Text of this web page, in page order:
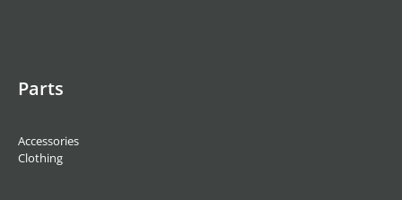
Parts
Accessories
Clothing